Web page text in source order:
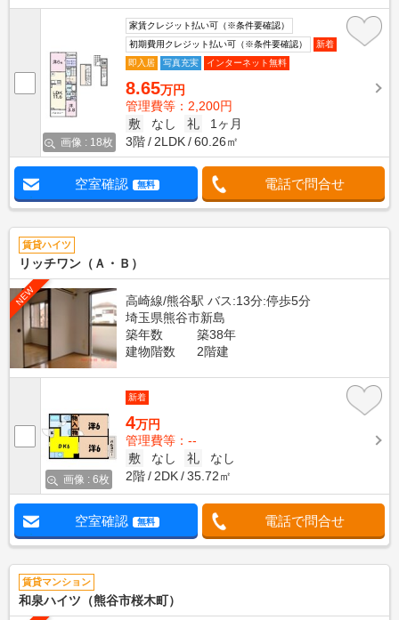
画像 : 18枚
家賃クレジット払い可（※条件要確認）
初期費用クレジット払い可（※条件要確認）
新着
即入居
写真充実 インターネット無料
8.65万円
管理費等：2,200円
敷
なし 礼
1ヶ月
3階
2LDK 60.26㎡
空室確認 無料 電話で問合せ
賃貸ハイツ
リッチワン（Ａ・Ｂ）
NEW
高崎線/熊谷駅 バス:13分:停歩5分
埼玉県熊谷市新島
築年数
築38年
建物階数
2階建
画像 : 6枚
新着
4万円
管理費等：--
敷
なし 礼
なし
2階
2DK 35.72㎡
空室確認 無料 電話で問合せ
賃貸マンション
和泉ハイツ（熊谷市桜木町）